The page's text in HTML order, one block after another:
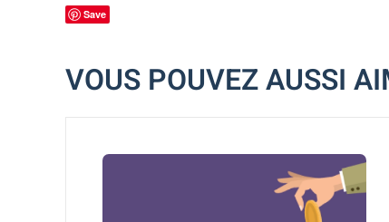
Save
VOUS POUVEZ AUSSI